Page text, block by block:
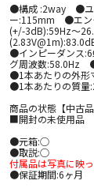
●構成 :2way ●ユ
ー:115mm ●エン
(+/-3dB):59Hz～
●インピーダンス
グ周波数:58.0Hz
●1本あたりの外
●1本あたりの質量
商品の状態【中古品
■開封の未使用品
●元箱:○
●取説:○
付属品は写真に映
●保証期間:6ヶ月